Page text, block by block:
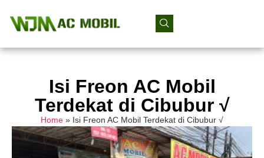
Isi Freon AC Mobil
Terdekat di Cibubur √
Home » Isi Freon AC Mobil Terdekat di Cibubur √